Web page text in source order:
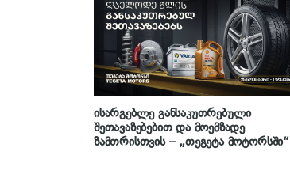
ისარგებლე განსაკუთრებული
შეთავაზებებით და მოემზადე
ზამთრისთვის – „თეგეტა მოტორსში“